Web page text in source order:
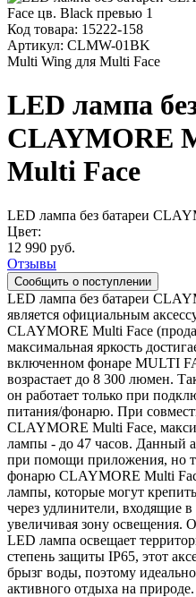
Код товара: 15222-158
Артикул: CLMW-01BK
Multi Wing для Multi Face
LED лампа
CLAYMORE
Multi Face
LED лампа без батареи
Цвет:
12 990 руб.
Отзывы
LED лампа без батареи
является официальным
CLAYMORE Multi Face
максимальная яркость
включенном фонаре MULTI
возрастает до 8 300 люмен.
он работает только при
питания/фонарю. При
CLAYMORE Multi Face,
лампы - до 47 часов. Данный
при помощи приложения, но
фонарю CLAYMORE Multi
лампы, которые могут
через удлинители, входящие
увеличивая зону освещения.
LED лампа освещает
степень защиты IP65, этот
брызг воды, поэтому
активного отдыха на природе.